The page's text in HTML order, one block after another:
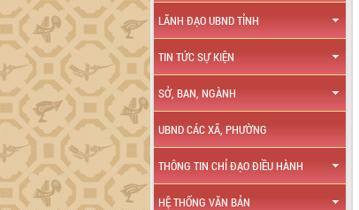
LÃNH ĐẠO UBND TỈNH
TIN TỨC SỰ KIỆN
SỞ, BAN, NGÀNH
UBND CÁC XÃ, PHƯỜNG
THÔNG TIN CHỈ ĐẠO ĐIỀU HÀNH
HỆ THỐNG VĂN BẢN